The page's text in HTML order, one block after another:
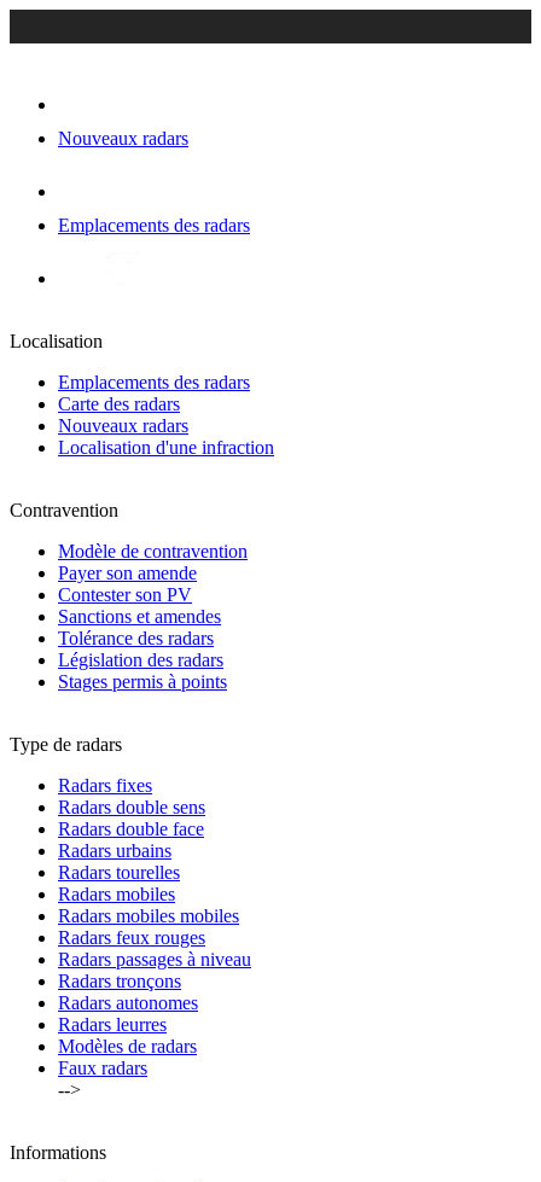
Nouveaux radars
Emplacements des radars
Localisation
Emplacements des radars
Carte des radars
Nouveaux radars
Localisation d'une infraction
Contravention
Modèle de contravention
Payer son amende
Contester son PV
Sanctions et amendes
Tolérance des radars
Législation des radars
Stages permis à points
Type de radars
Radars fixes
Radars double sens
Radars double face
Radars urbains
Radars tourelles
Radars mobiles
Radars mobiles mobiles
Radars feux rouges
Radars passages à niveau
Radars tronçons
Radars autonomes
Radars leurres
Modèles de radars
Faux radars
-->
Informations